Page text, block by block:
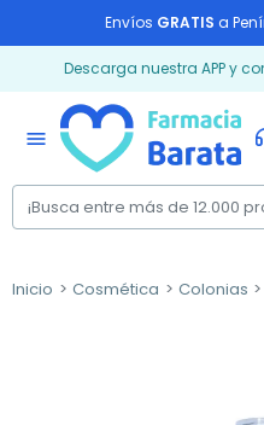
Envíos GRATIS a
Descarga nuestra APP y
menu
Inicio Cosmética Colonias